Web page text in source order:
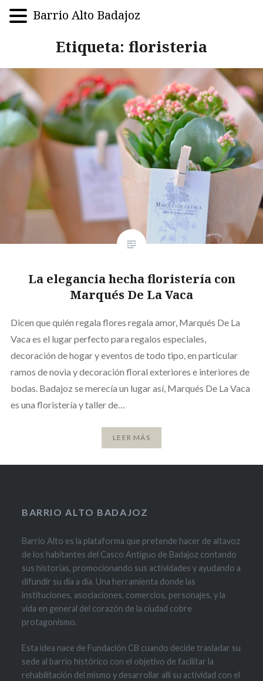
Etiqueta: floristeria
La elegancia hecha floristería con
Marqués De La Vaca
Dicen que quién regala flores regala amor, Marqués De La
Vaca es el lugar perfecto para regalos especiales,
decoración de hogar y eventos de todo tipo, en particular
ramos de novia y decoración floral exteriores e interiores de
bodas. Badajoz se merecía un lugar así, Marqués De La Vaca
es una floristería y taller de…
LEER MÁS
BARRIO ALTO BADAJOZ
Barrio Alto es la plataforma que pretende hacer de altavoz
de los habitantes del Casco Antiguo de Badajoz contando
sus historias, promocionando sus actividades y ayudando a
difundir su día a día. Una herramienta donde las
instituciones, asociaciones, comercios, personajes, y la
vida en general del corazón de la ciudad cobre
protagonismo.
Esta idea nace de Fundación CB cuando decide trasladar su
sede al barrio histórico con el objetivo de facilitar la
rehabilitación del mismo y desarrollar allí su actividad con el
Barrio Alto Badajoz